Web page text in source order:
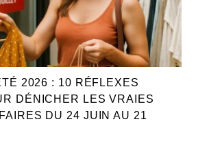
2026 : 10 RÉFLEXES
DÉNICHER LES VRAIES
DU 24 JUIN AU 21